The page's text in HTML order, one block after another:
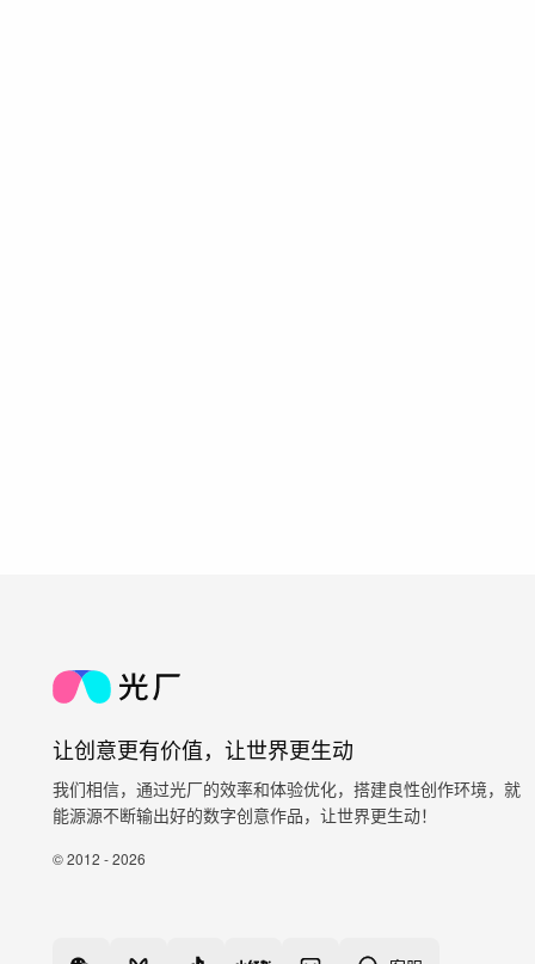
让创意更有价值，让世界更生动
我们相信，通过光厂的效率和体验优化，搭建良性创作环境，就
能源源不断输出好的数字创意作品，让世界更生动！
© 2012 - 2026